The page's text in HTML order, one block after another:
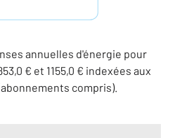
annuelles d'énergie pour
€ et 1155,0 € indexées aux
compris).